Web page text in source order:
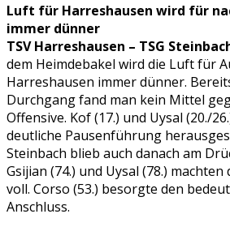
Luft für Harreshausen wird für
immer dünner
TSV Harreshausen – TSG
dem Heimdebakel wird die Luft für
Harreshausen immer dünner.
Durchgang fand man kein Mittel
Offensive. Kof (17.) und Uysal (20./
deutliche Pausenführung
Steinbach blieb auch danach am
Gsijian (74.) und Uysal (78.)
voll. Corso (53.) besorgte den
Anschluss.